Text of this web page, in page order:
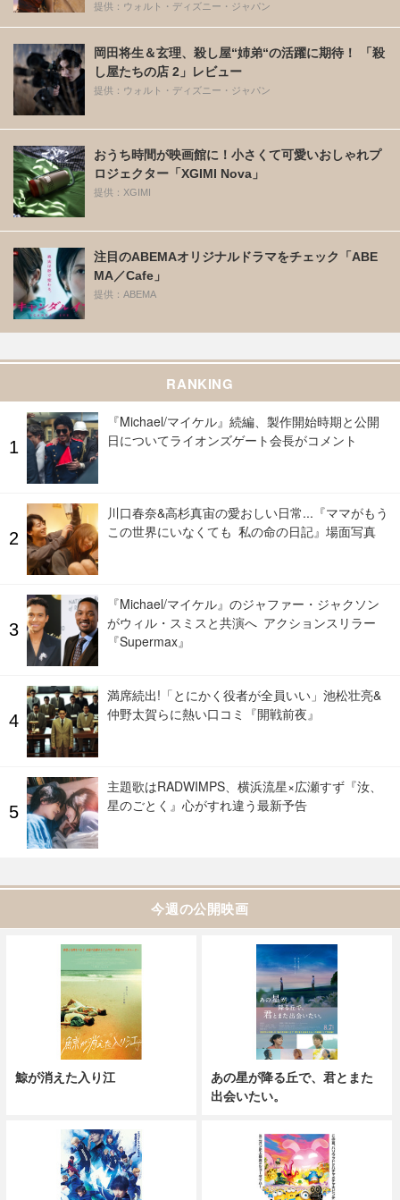
提供：ウォルト・ディズニー・ジャパン
岡田将生＆玄理、殺し屋“姉弟“の活躍に期待！ 「殺
し屋たちの店 2」レビュー
提供：ウォルト・ディズニー・ジャパン
おうち時間が映画館に！小さくて可愛いおしゃれプ
ロジェクター「XGIMI Nova」
提供：XGIMI
注目のABEMAオリジナルドラマをチェック「ABE
MA／Cafe」
提供：ABEMA
RANKING
『Michael/マイケル』続編、製作開始時期と公開
日についてライオンズゲート会長がコメント
川口春奈&高杉真宙の愛おしい日常...『ママがもう
この世界にいなくても 私の命の日記』場面写真
『Michael/マイケル』のジャファー・ジャクソン
がウィル・スミスと共演へ アクションスリラー
『Supermax』
満席続出!「とにかく役者が全員いい」池松壮亮&
仲野太賀らに熱い口コミ『開戦前夜』
主題歌はRADWIMPS、横浜流星×広瀬すず『汝、
星のごとく』心がすれ違う最新予告
今週の公開映画
鯨が消えた入り江
あの星が降る丘で、君とまた
出会いたい。